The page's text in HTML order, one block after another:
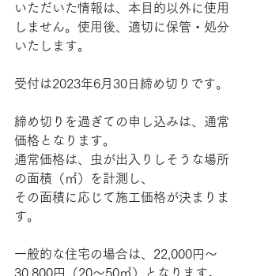
いただいた情報は、本目的以外に使用
しません。使用後、適切に保管・処分
いたします。
受付は2023年6月30日締め切りです。
締め切りを過ぎての申し込みは、通常
価格となります。
通常価格は、虫が出入りしそうな場所
の面積（㎡）を計測し、
その面積に応じて施工価格が決まりま
す。
一般的な住宅の場合は、22,000円～
30,800円（20～50㎡）となります。